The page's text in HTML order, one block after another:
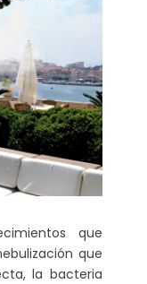
que
que
la bacteria